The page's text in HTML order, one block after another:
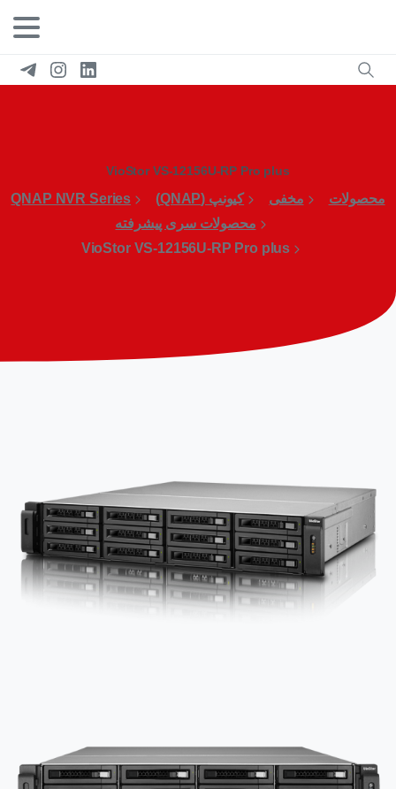
VioStor VS-12156U-RP Pro plus
محصولات مخفی کیونپ (QNAP)
QNAP NVR Series
محصولات سری پیشرفته
VioStor VS-12156U-RP Pro plus